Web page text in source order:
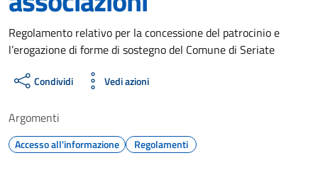
Dettagli del documento
Regolamento relativo per la concessione del patrocinio e
l’erogazione di forme di sostegno del Comune di Seriate
Condividi Vedi azioni
Argomenti
Accesso all'informazione Regolamenti